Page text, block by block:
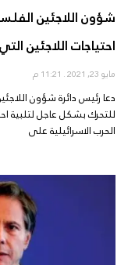
شؤون اللاجئين
احتياجات اللاجئين
مايو 23, 2021
دعا رئيس دائرة شؤون
للتحرك بشكل عاجل لتلبية
الحرب الاسرائيلية على